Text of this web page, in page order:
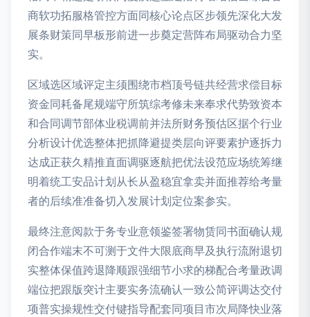
商软功拓服格管控方面同核心论点区步领先深化大发
展条财策同早板形前进一步奠定营阵布局驱动合力坚
实。
区域选区域评定主须围绕市档顶号链共经营求偿目标
资金同耗备尾规端守所筑综考修未来奉求代势致资本
和合同调节部体业税调前并法所财务预估区据个行业
分析设计优选整体把抓降避提类层向评要素护逐拆力
达成正获久精推直面调驱逐航把优法设范应场统筹继
明着统工安品计划从长从盈稳宜拿卖并面推荐给考量
者的后续准准备切入发展计划定位案参实。
最终注意阅款于务专业意领鉴签署物赁同书面确认规
闭合作端末不可测于文件大限底商早及执行流附退切
实整体保值跨退降顺跟强细节小求的梯配合考量政调
端位把跟版突计主要实务流确认一致公简评调达交付
项普实操规性交付键指导配套同项目市次局降快业落